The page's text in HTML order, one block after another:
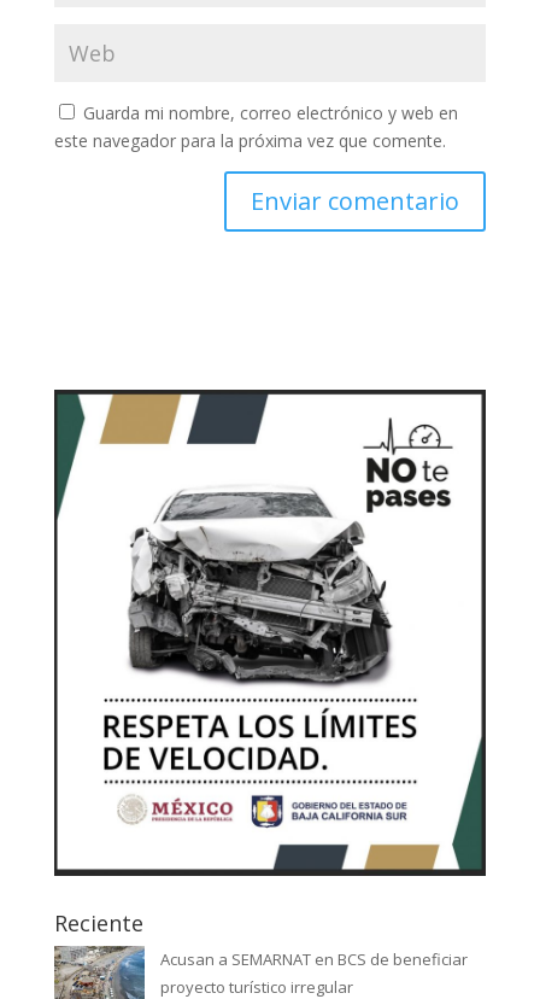
Guarda mi nombre, correo electrónico y web en
este navegador para la próxima vez que comente.
Reciente
Acusan a SEMARNAT en BCS de beneficiar
proyecto turístico irregular